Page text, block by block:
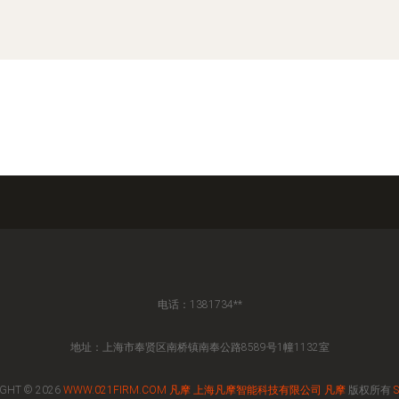
电话：1381734**
地址：上海市奉贤区南桥镇南奉公路8589号1幢1132室
© 2026 WWW.021FIRM.COM 凡摩 上海凡摩智能科技有限公司 凡摩 版权所有